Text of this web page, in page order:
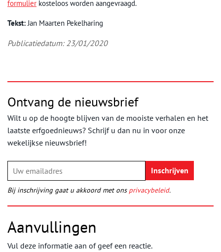
formulier kosteloos worden aangevraagd.
Tekst: Jan Maarten Pekelharing
Publicatiedatum: 23/01/2020
Ontvang de nieuwsbrief
Wilt u op de hoogte blijven van de mooiste verhalen en het
laatste erfgoednieuws? Schrijf u dan nu in voor onze
wekelijkse nieuwsbrief!
Bij inschrijving gaat u akkoord met ons privacybeleid.
Aanvullingen
Vul deze informatie aan of geef een reactie.